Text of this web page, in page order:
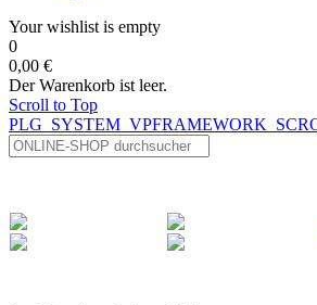
Your wishlist is empty
0
0,00 €
Der Warenkorb ist leer.
Scroll to Top